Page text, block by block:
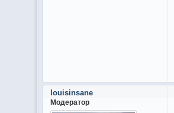
louisinsane
Модератор